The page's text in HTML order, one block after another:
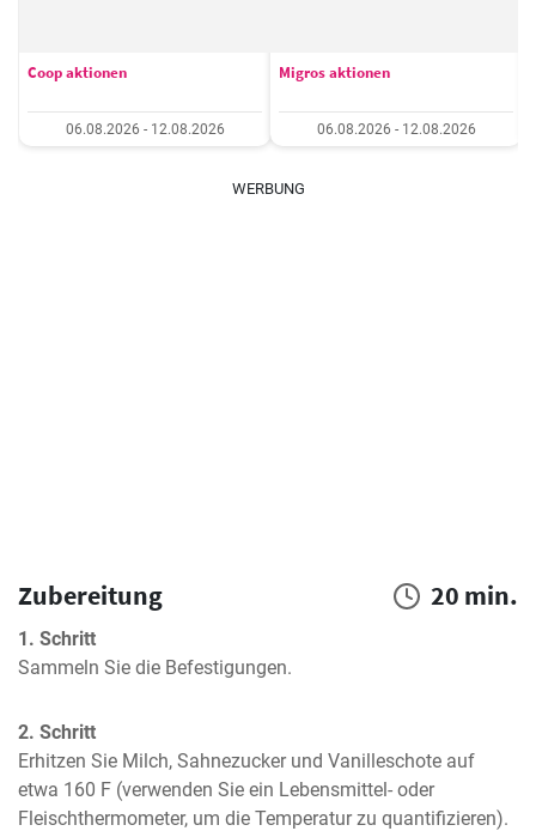
Coop aktionen
06.08.2026 - 12.08.2026
Migros aktionen
06.08.2026 - 12.08.2026
WERBUNG
Zubereitung 20 min.
1. Schritt
Sammeln Sie die Befestigungen.
2. Schritt
Erhitzen Sie Milch, Sahnezucker und Vanilleschote auf
etwa 160 F (verwenden Sie ein Lebensmittel- oder
Fleischthermometer, um die Temperatur zu quantifizieren).